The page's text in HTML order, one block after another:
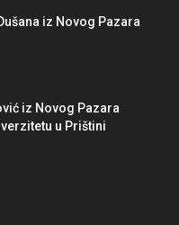
iz Novog Pazara
iz Novog Pazara
u Prištini